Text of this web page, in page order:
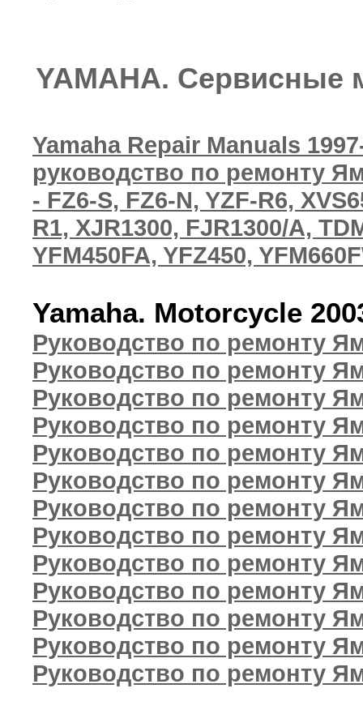
YAMAHA. Сервисные
Yamaha Repair Manuals
руководство по ремонту
- FZ6-S, FZ6-N, YZF-R6,
R1, XJR1300, FJR1300/A,
YFM450FA, YFZ450,
Yamaha. Motorcycle
Руководство по ремонту
Руководство по ремонту
Руководство по ремонту
Руководство по ремонту
Руководство по ремонту
Руководство по ремонту
Руководство по ремонту
Руководство по ремонту
Руководство по ремонту
Руководство по ремонту
Руководство по ремонту
Руководство по ремонту
Руководство по ремонту